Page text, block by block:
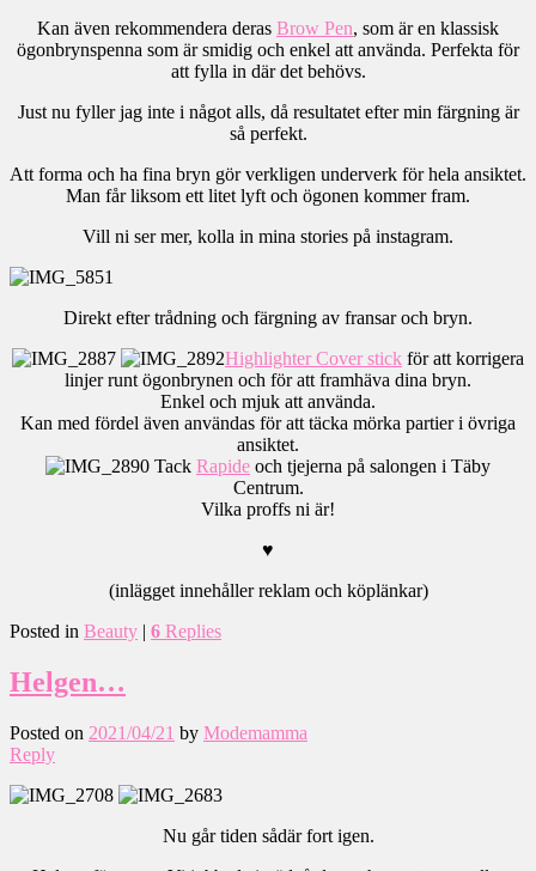
Kan även rekommendera deras Brow Pen, som är en klassisk
ögonbrynspenna som är smidig och enkel att använda. Perfekta för
att fylla in där det behövs.
Just nu fyller jag inte i något alls, då resultatet efter min färgning är
så perfekt.
Att forma och ha fina bryn gör verkligen underverk för hela ansiktet.
Man får liksom ett litet lyft och ögonen kommer fram.
Vill ni ser mer, kolla in mina stories på instagram.
Direkt efter trådning och färgning av fransar och bryn.
Highlighter Cover stick för att korrigera
linjer runt ögonbrynen och för att framhäva dina bryn.
Enkel och mjuk att använda.
Kan med fördel även användas för att täcka mörka partier i övriga
ansiktet.
Tack Rapide och tjejerna på salongen i Täby
Centrum.
Vilka proffs ni är!
♥
(inlägget innehåller reklam och köplänkar)
Posted in Beauty | 6 Replies
Helgen…
Posted on 2021/04/21 by Modemamma
Reply
Nu går tiden sådär fort igen.